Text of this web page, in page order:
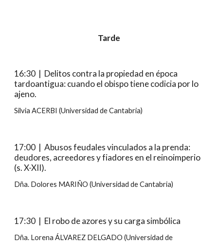
Tarde
16:30  |  Delitos contra la propiedad en época
tardoantigua: cuando el obispo tiene codicia por lo
ajeno.
Silvia ACERBI (Universidad de Cantabria)
17:00  |  Abusos feudales vinculados a la prenda:
deudores, acreedores y fiadores en el reinoimperio
(s. X-XII).
Dña. Dolores MARIÑO (Universidad de Cantabria)
17:30  |  El robo de azores y su carga simbólica
Dña. Lorena ÁLVAREZ DELGADO (Universidad de